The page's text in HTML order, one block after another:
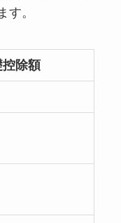
す。
控除額